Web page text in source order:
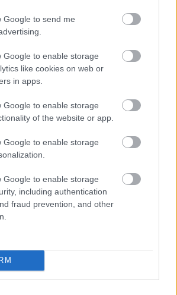
Google to send me
Google to enable storage
like cookies on web or
in apps.
Google to enable storage
of the website or app.
Google to enable storage
Google to enable storage
including authentication
fraud prevention, and other
vagy bio, vagy nem is
boltban. Sok dolgot vettem,